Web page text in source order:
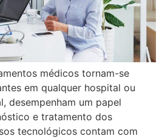
médicos tornam-se
em qualquer hospital ou
desempenham um papel
e tratamento dos
tecnológicos contam com